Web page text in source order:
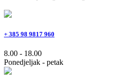
+ 385 98 9817 960
8.00 - 18.00
Ponedjeljak - petak